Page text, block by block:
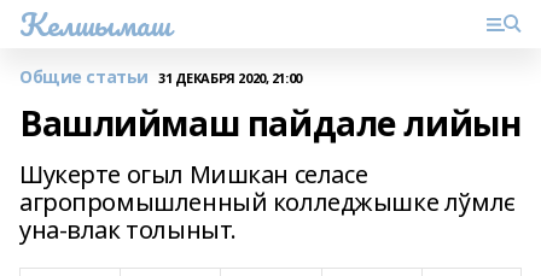
Келшымаш
Общие статьи 31 ДЕКАБРЯ 2020, 21:00
Вашлиймаш пайдале лийын
Шукерте огыл Мишкан селасе
агропромышленный колледжышке лўмлє
уна-влак толыныт.